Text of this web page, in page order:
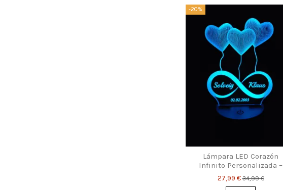
-20%
Lámpara LED Corazón
Infinito Personalizada –
Nombres & Fecha
27,99 €34,99 €